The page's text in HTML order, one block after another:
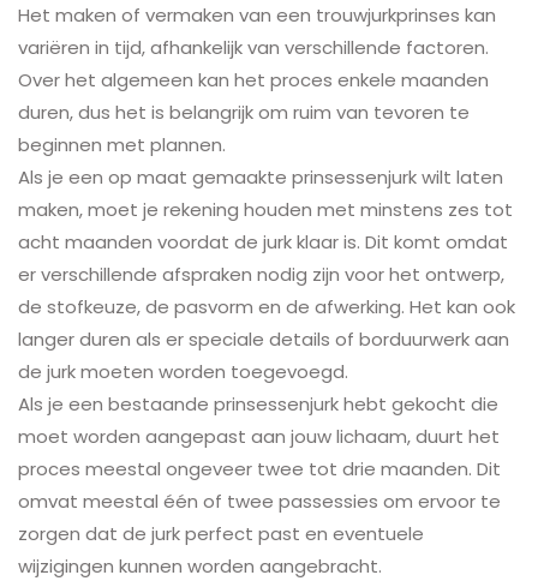
Het maken of vermaken van een trouwjurkprinses kan
variëren in tijd, afhankelijk van verschillende factoren.
Over het algemeen kan het proces enkele maanden
duren, dus het is belangrijk om ruim van tevoren te
beginnen met plannen.
Als je een op maat gemaakte prinsessenjurk wilt laten
maken, moet je rekening houden met minstens zes tot
acht maanden voordat de jurk klaar is. Dit komt omdat
er verschillende afspraken nodig zijn voor het ontwerp,
de stofkeuze, de pasvorm en de afwerking. Het kan ook
langer duren als er speciale details of borduurwerk aan
de jurk moeten worden toegevoegd.
Als je een bestaande prinsessenjurk hebt gekocht die
moet worden aangepast aan jouw lichaam, duurt het
proces meestal ongeveer twee tot drie maanden. Dit
omvat meestal één of twee passessies om ervoor te
zorgen dat de jurk perfect past en eventuele
wijzigingen kunnen worden aangebracht.